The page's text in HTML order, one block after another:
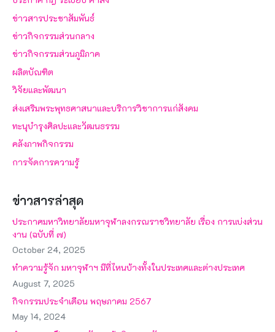
ข่าวสารประชาสัมพันธ์
ข่าวกิจกรรมส่วนกลาง
ข่าวกิจกรรมส่วนภูมิภาค
ผลิตบัณฑิต
วิจัยและพัฒนา
ส่งเสริมพระพุทธศาสนาและบริการวิชาการแก่สังคม
ทะนุบำรุงศิลปะและวัฒนธรรม
คลังภาพกิจกรรม
การจัดการความรู้
ข่าวสารล่าสุด
ประกาศมหาวิทยาลัยมหาจุฬาลงกรณราชวิทยาลัย เรื่อง การแบ่งส่วน
งาน (ฉบับที่ ๗)
October 24, 2025
ทำความรู้จัก มหาจุฬาฯ มีที่ไหนบ้างทั้งในประเทศและต่างประเทศ
August 7, 2025
กิจกรรมประจำเดือน พฤษภาคม 2567
May 14, 2024